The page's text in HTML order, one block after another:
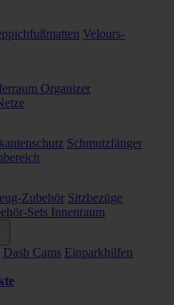
Velours-
Organizer
Schmutzfänger
Zubehör Sitzbezüge
Sets Innenraum
Dash Cams Einparkhilfen